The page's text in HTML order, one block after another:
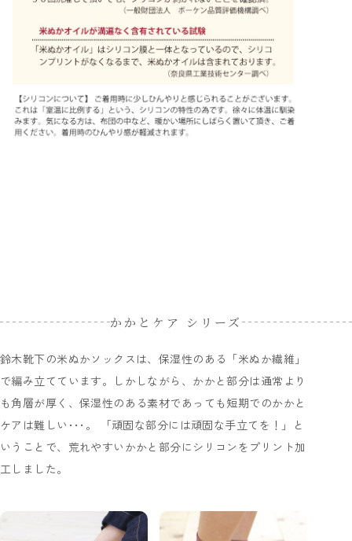
かかとケア シリーズ
鈴木靴下の米ぬかソックスは、保湿性のある「米ぬか繊維」
で編み立てています。しかしながら、かかと部分は通常より
も角層が厚く、保湿性のある素材であっても短期でのかかと
ケアは難しい･･･。 「頑固な部分には頑固な手立てを！」と
いうことで、荒れやすいかかと部分にシリコンをプリント加
工しました。